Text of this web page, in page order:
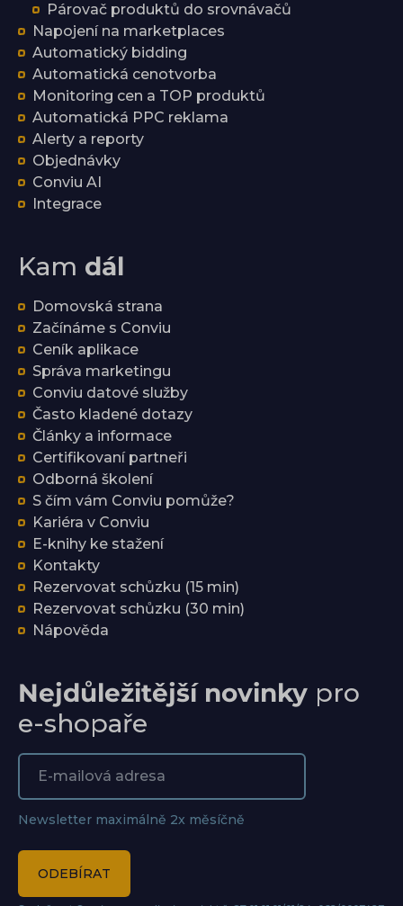
Párovač produktů do srovnávačů
Napojení na marketplaces
Automatický bidding
Automatická cenotvorba
Monitoring cen a TOP produktů
Automatická PPC reklama
Alerty a reporty
Objednávky
Conviu AI
Integrace
Kam dál
Domovská strana
Začínáme s Conviu
Ceník aplikace
Správa marketingu
Conviu datové služby
Často kladené dotazy
Články a informace
Certifikovaní partneři
Odborná školení
S čím vám Conviu pomůže?
Kariéra v Conviu
E-knihy ke stažení
Kontakty
Rezervovat schůzku (15 min)
Rezervovat schůzku (30 min)
Nápověda
Nejdůležitější novinky pro
e-shopaře
Newsletter maximálně 2x měsíčně
ODEBÍRAT